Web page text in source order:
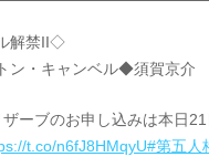
解禁II◇
・キャンベル◆須賀京介
ーブのお申し込みは本日
t.co/n6fJ8HMqyU#第五人